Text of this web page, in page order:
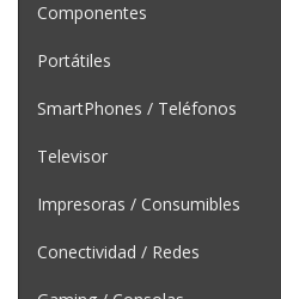
Componentes
Portátiles
SmartPhones / Teléfonos
Televisor
Impresoras / Consumibles
Conectividad / Redes